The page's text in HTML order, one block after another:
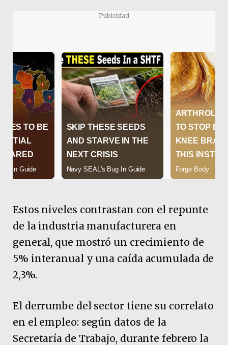
Pubicidad
Estos niveles contrastan con el repunte
de la industria manufacturera en
general, que mostró un crecimiento de
5% interanual y una caída acumulada de
2,3%.
El derrumbe del sector tiene su correlato
en el empleo: según datos de la
Secretaría de Trabajo, durante febrero la